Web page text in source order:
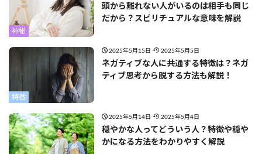
神秘
頭から離れない人がいるのは相手も同じ
だから？スピリチュアルな意味を解説
特徴
2025年5月15日 2025年5月5日
ネガティブな人に共通する特徴は？ネガ
ティブ思考から脱する方法も解説！
2025年5月14日 2025年5月4日
穏やかな人ってどういう人？特徴や穏や
かになる方法をわかりやすく解説